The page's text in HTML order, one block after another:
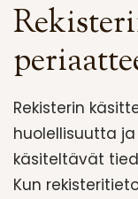
Rekisterin
huolellisuutta
käsiteltävät
Kun